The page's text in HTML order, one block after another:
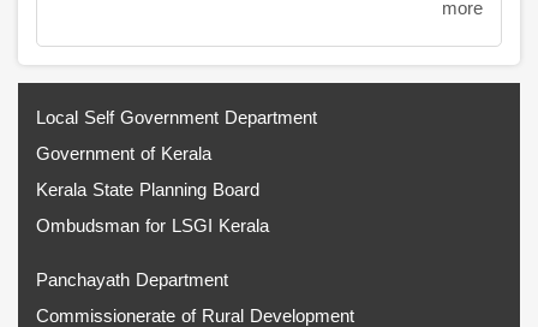
more
Local Self Government Department
Government of Kerala
Kerala State Planning Board
Ombudsman for LSGI Kerala
Panchayath Department
Commissionerate of Rural Development